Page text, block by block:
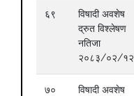
६९
विषादी अवशेष
द्रुत विश्लेषण
नतिजा
२०८३/०२/१२
७०
विषादी अवशेष